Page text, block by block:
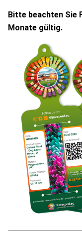
Bitte beachten Sie
Monate gültig.